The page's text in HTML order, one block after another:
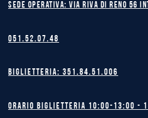
Sede operativa: Via Riva di Reno 56
051.52.07.48
Biglietteria: 351.84.51.006
Orario biglietteria 10:00-13:00 -